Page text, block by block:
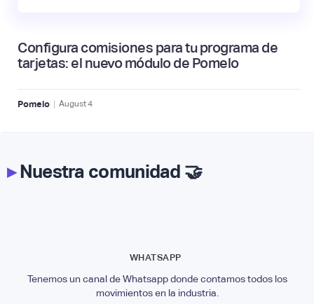
Configura comisiones para tu programa de
tarjetas: el nuevo módulo de Pomelo
Pomelo | August4
▸Nuestra comunidad 🤝
WHATSAPP
Tenemos un canal de Whatsapp donde contamos todos los
movimientos en la industria.